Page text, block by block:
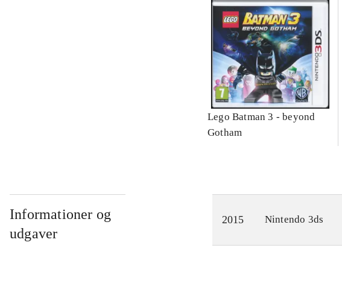
Lego Batman 3 - beyond
Gotham
Informationer og
udgaver
2015 Nintendo 3ds